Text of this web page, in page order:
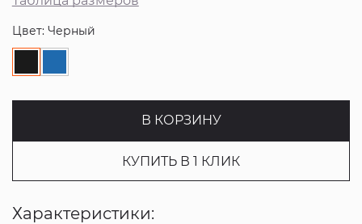
Цвет: Черный
В КОРЗИНУ
КУПИТЬ В 1 КЛИК
Характеристики: